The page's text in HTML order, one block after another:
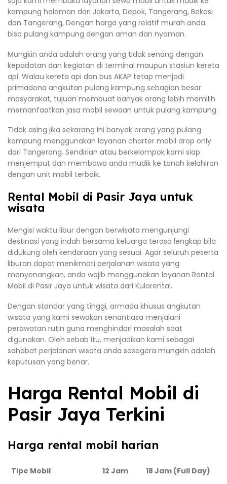
kampung halaman dari Jakarta, Depok, Tangerang, Bekasi
dan Tangerang, Dengan harga yang relatif murah anda
bisa pulang kampung dengan aman dan nyaman.
Mungkin anda adalah orang yang tidak senang dengan
kepadatan dan kegiatan di terminal maupun stasiun kereta
api. Walau kereta api dan bus AKAP tetap menjadi
primadona angkutan pulang kampung sebagian besar
masyarakat, tujuan membuat banyak orang lebih memilih
memanfaatkan jasa mobil sewaan untuk pulang kampung.
Tidak asing jika sekarang ini banyak orang yang pulang
kampung menggunakan layanan charter mobil drop only
dari Tangerang. Sendirian atau berkelompok kami siap
menjemput dan membawa anda mudik ke tanah kelahiran
dengan unit mobil terbaik.
Rental Mobil di Pasir Jaya untuk
wisata
Mengisi waktu libur dengan berwisata mengunjungi
destinasi yang indah bersama keluarga terasa lengkap bila
didukung oleh kendaraan yang sesuai. Agar seluruh peserta
liburan dapat menikmati perjalanan wisata yang
menyenangkan, anda wajib menggunakan layanan Rental
Mobil di Pasir Jaya untuk wisata dari Kulorental.
Dengan standar yang tinggi, armada khusus angkutan
wisata yang kami sewakan senantiasa menjalani
perawatan rutin guna menghindari masalah saat
digunakan. Oleh sebab itu, menjadikan kami sebagai
sahabat perjalanan wisata anda sesegera mungkin adalah
keputusan yang benar.
Harga Rental Mobil di
Pasir Jaya Terkini
Harga rental mobil harian
Tipe Mobil 12 Jam
18 Jam (Full Day)